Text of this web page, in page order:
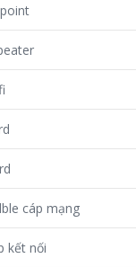
cáp mạng
kết nối